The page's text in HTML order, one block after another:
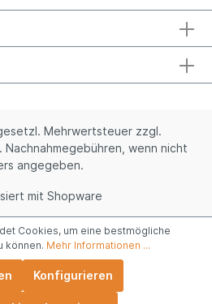
Mehrwertsteuer zzgl.
Nachnahmegebühren, wenn nicht
angegeben.
mit Shopware
Cookies, um eine bestmögliche
können. Mehr Informationen ...
Konfigurieren